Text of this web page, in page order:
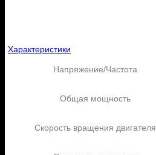
Характеристики
Напряжение/Частота
Общая мощность
Скорость вращения двигателя